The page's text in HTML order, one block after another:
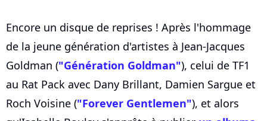
Encore un disque de reprises ! Après l'hommage
de la jeune génération d'artistes à Jean-Jacques
Goldman ("Génération Goldman"), celui de TF1
au Rat Pack avec Dany Brillant, Damien Sargue et
Roch Voisine ("Forever Gentlemen"), et alors